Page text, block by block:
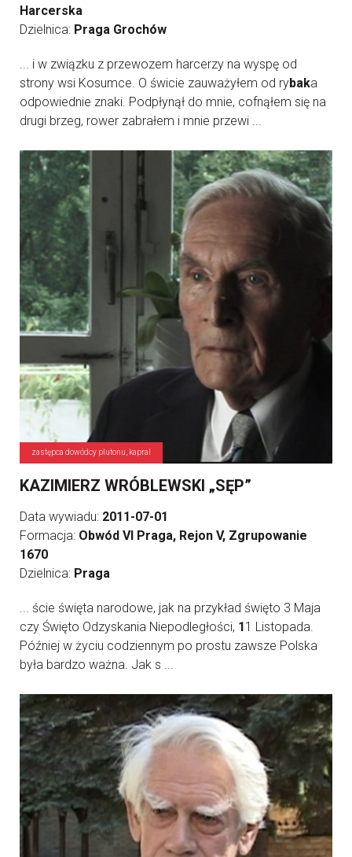
Harcerska
Dzielnica: Praga Grochów
... i w związku z przewozem harcerzy na wyspę od
strony wsi Kosumce. O świcie zauważyłem od rybaka
odpowiednie znaki. Podpłynął do mnie, cofnąłem się na
drugi brzeg, rower zabrałem i mnie przewi ...
zastępca dowódcy plutonu, kapral
KAZIMIERZ WRÓBLEWSKI „SĘP”
Data wywiadu: 2011-07-01
Formacja: Obwód VI Praga, Rejon V, Zgrupowanie
1670
Dzielnica: Praga
... ście święta narodowe, jak na przykład święto 3 Maja
czy Święto Odzyskania Niepodległości, 11 Listopada.
Później w życiu codziennym po prostu zawsze Polska
była bardzo ważna. Jak s ...